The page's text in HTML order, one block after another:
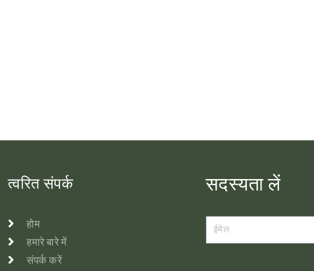
त्वरित संपर्क
होम
हमारे बारे में
संपर्क करें
सदस्यता लें